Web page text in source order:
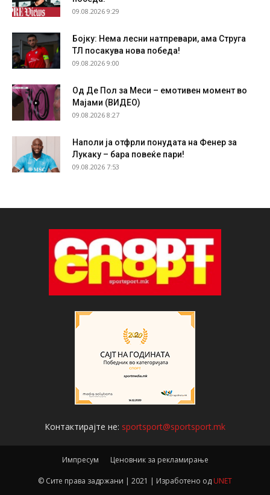
09.08.2026 9:29
Бојку: Нема лесни натпревари, ама Струга
ТЛ посакува нова победа!
09.08.2026 9:00
Од Де Пол за Меси – емотивен момент во
Мајами (ВИДЕО)
09.08.2026 8:27
Наполи ја отфрли понудата на Фенер за
Лукаку – бара повеќе пари!
09.08.2026 7:53
Контактирајте не: sportsport@sportsport.mk
Импресум Ценовник за рекламирање
© Сите права задржани | 2021 | Изработено од UNET